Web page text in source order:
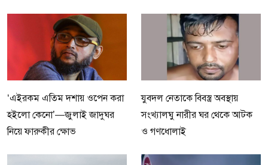
‘এইরকম এতিম দশায় ওপেন করা
হইলো কেনো’—জুলাই জাদুঘর
নিয়ে ফারুকীর ক্ষোভ
যুবদল নেতাকে বিবস্ত্র অবস্থায়
সংখ্যালঘু নারীর ঘর থেকে আটক
ও গণধোলাই